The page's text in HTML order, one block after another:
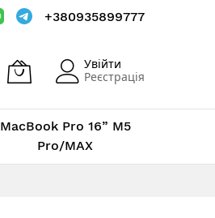
+380935899777
Увійти
Реєстрація
MacBook Pro 16” M5
Pro/MAX